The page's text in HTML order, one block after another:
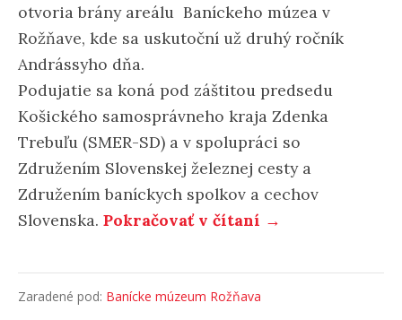
otvoria brány areálu Baníckeho múzea v
Rožňave, kde sa uskutoční už druhý ročník
Andrássyho dňa.
Podujatie sa koná pod záštitou predsedu
Košického samosprávneho kraja Zdenka
Trebuľu (SMER-SD) a v spolupráci so
Združením Slovenskej železnej cesty a
Združením baníckych spolkov a cechov
Slovenska. Pokračovať v čítaní →
Zaradené pod: Banícke múzeum Rožňava